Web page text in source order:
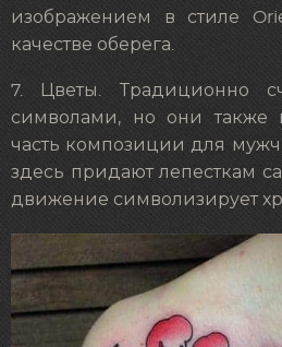
изображением в стиле
качестве оберега.
7. Цветы. Традиционно
символами, но они также
часть композиции для
здесь придают лепесткам
движение символизирует